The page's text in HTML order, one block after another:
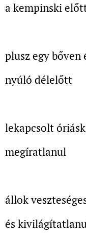
a kempinski
plusz egy bőven
nyúló délelőtt
lekapcsolt
megíratlanul
állok
és